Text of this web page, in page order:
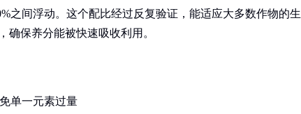
之间浮动。这个配比经过反复验证，能适应大多数作物的生
确保养分能被快速吸收利用。
单一元素过量